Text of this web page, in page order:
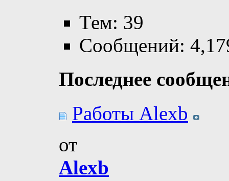
Тем: 39
Сообщений:
Последнее
Работы Alexb
от
Alexb